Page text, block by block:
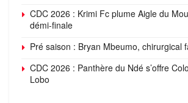
CDC 2026 : Krimi Fc plume Aigle du
démi-finale
Pré saison : Bryan Mbeumo, chirurgical
CDC 2026 : Panthère du Ndé s’offre
Lobo